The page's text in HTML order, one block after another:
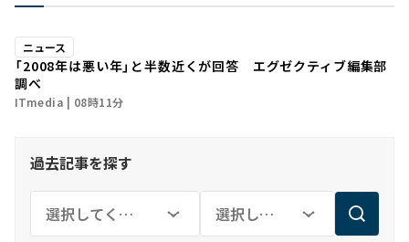
ニュース
「2008年は悪い年」と半数近くが回答 エグゼクティブ編集部
調べ
ITmedia 08時11分
過去記事を探す